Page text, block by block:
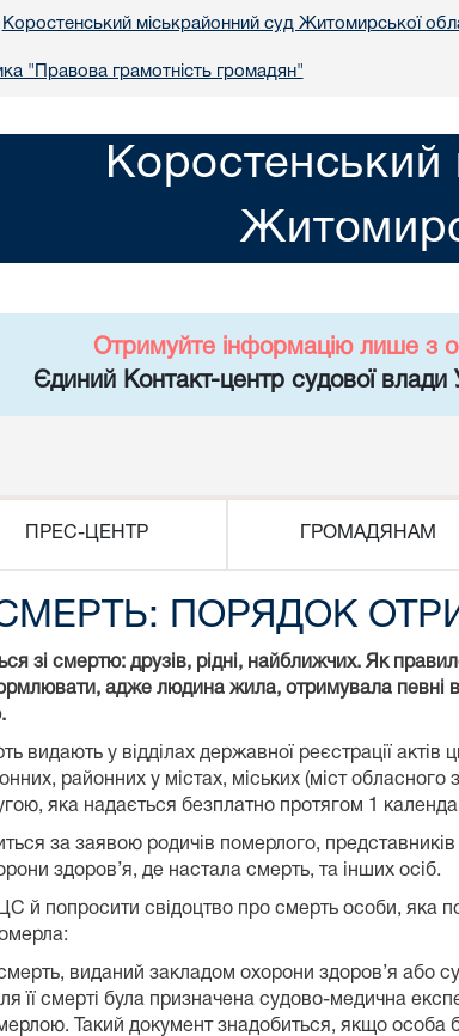
Коростенський міськрайонний суд Житомирської
"Правова грамотність громадян"
Коростенський
Отримуйте інформацію лише з
Єдиний Контакт-центр судової влади
ПРЕС-ЦЕНТР ГРОМАДЯНАМ
ПОРЯДОК
зі смертю: друзів, рідні, найближчих. Як
адже людина жила, отримувала певні
видають у відділах державної реєстрації актів
районних у містах, міських (міст
яка надається безплатно протягом 1
за заявою родичів померлого,
здоров’я, де настала смерть, та інших осіб.
й попросити свідоцтво про смерть особи, яка
виданий закладом охорони здоров’я або
її смерті була призначена судово-медична
Такий документ знадобиться, якщо особа